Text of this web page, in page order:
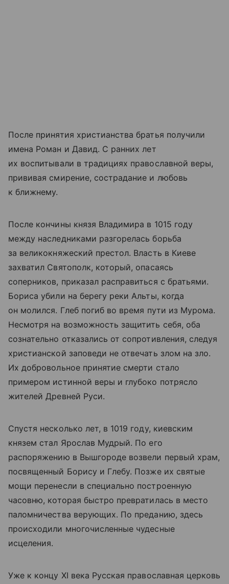
После принятия христианства братья получили
имена Роман и Давид. С ранних лет
их воспитывали в традициях православной веры,
прививая смирение, сострадание и любовь
к ближнему.
После кончины князя Владимира в 1015 году
между наследниками разгорелась борьба
за великокняжеский престол. Власть в Киеве
захватил Святополк, который, опасаясь
соперников, приказал расправиться с братьями.
Бориса убили на берегу реки Альты, когда
он молился. Глеб погиб во время пути из Мурома.
Несмотря на возможность защитить себя, оба
сознательно отказались от сопротивления, следуя
христианской заповеди не отвечать злом на зло.
Их добровольное принятие смерти стало
примером истинной веры и глубоко потрясло
жителей Древней Руси.
Спустя несколько лет, в 1019 году, киевским
князем стал Ярослав Мудрый. По его
распоряжению в Вышгороде возвели первый храм,
посвященный Борису и Глебу. Позже их святые
мощи перенесли в специально построенную
часовню, которая быстро превратилась в место
паломничества верующих. По преданию, здесь
происходили многочисленные чудесные
исцеления.
Уже к концу XI века Русская православная церковь